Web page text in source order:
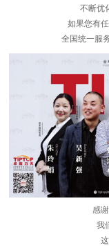
不断优
如果您有
全国统一服
感
我